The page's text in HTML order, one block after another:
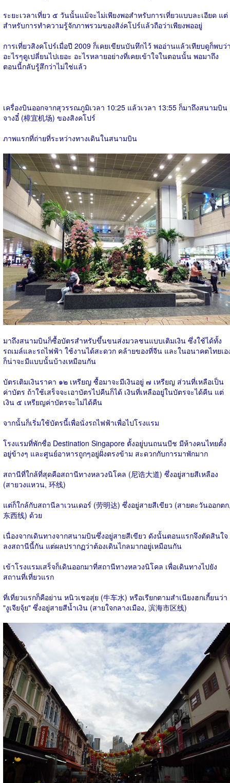
ระยะเวลาเที่ยว ๕ วันนั้นแม้จะไม่เพียงพอสำหรับการเที่ยวแบบละเอียด แต่
สำหรับการทำความรู้จักภาพรวมของสิง่คโปร์แล้วถือว่าเพียงพออยู่
การเที่ยวสิงคโปร์เมื่อปี 2009 ก็เคยเขียนบันทึกไว้ พออ่านแล้วเทียบดูก็พบว่
อะไรๆดูเปลี่ยนไปเยอะ อะไรหลายอย่างที่เคยเข้าใจในตอนนั้น พอมาถึง
ตอนนี้กลับรู้สึกว่าไม่ใช่แล้ว
เครื่องบินออกจากสุวรรณภูมิเวลา 10:25 แล้วเวลา 13:55 ก็มาถึงสนามบิน
จางอี๋ (樟宜机场) ของสิงคโปร์
ภาพแรกที่ถ่ายที่ระหว่างทางเดินในสนามบิน
มาถึงสนามบินก็ซื้อบัตรสำหรับขึ้นขนส่งมวลชนแบบเติมเงิน ซึ่งใช้ได้ทั้ง
รถเมล์และรถไฟฟ้า ใช้งานได้สะดวก คล้ายของที่จีน และในอนาคตไทยเอ
ก็น่าจะมีแบบนั้นบ้างเหมือนกัน
บัตรเติมเงินราคา ๑๒ เหรียญ ซื้อมาจะมีเงินอยู่ ๗ เหรียญ ส่วนที่เหลือเป็น
ค่าบัตร ถ้าใช้เสร็จจะเอาบัตรไปคืนก็ได้ เงินที่เหลืออยู่ในบัตรจะได้คืน แต่
เงิน ๕ เหรียญค่าบัตรจะไม่ได้คืน
จากนั้นก็เริ่มใช้บัตรนี้เพื่อนั่งรถไฟฟ้าเพื่อไปโรงแรม
โรงแรมที่พักชื่อ Destination Singapore ตั้งอยู่บนถนนบีช มีห้างคนไทยตั้ง
อยู่ข้างๆ และศูนย์อาหารถูกๆอยู่ฝั่งตรงข้าม สะดวกกับการมาพักมาก
สถานีที่ใกล้ที่สุดคือสถานีทางหลวงนิโคล (尼诰大道) ซึ่งอยู่สายสีเหลือง
(สายวงแหวน, 环线)
แต่ก็ใกล้กับสถานีลาเวนเดอร์ (劳明达) ซึ่งอยู่สายสีเขียว (สายตะวันออกต
东西线) ด้วย
เนื่องจากเดินทางจากสนามบินซึ่งอยู่สายสีเขียว ดังนั้นตอนแรกจึงตัดสินใจ
ลงสถานีนี้กัน แต่ผลปรากฏว่าต้องเดินไกลมากอยู่เหมือนกัน
เข้าโรงแรมเสร็จก็เดินออกมาที่สถานีทางหลวงนิโคล เพื่อเดินทางไปยัง
สถานที่เที่ยวแรก
ที่เที่ยวแรกก็คือย่าน หนิวเชอสุ่ย (牛车水) หรือเรียกตามสำเนียงฮกเกี้ยนว่า
"งูเจียจุ้ย" ซึ่งอยู่สายสีน้ำเงิน (สายใจกลางเมือง, 滨海市区线)